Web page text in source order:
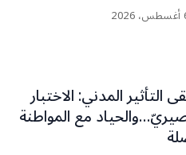
التأثير المدني: الاختبار
مع المواطنة